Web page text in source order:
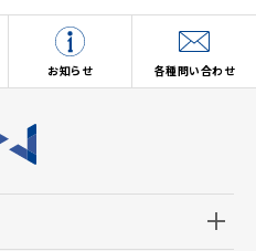
お知らせ 各種問い合わせ